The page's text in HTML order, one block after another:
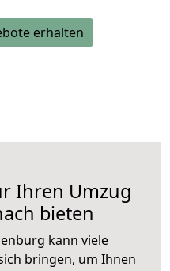
erhalten
Ihren Umzug
bieten
kann viele
bringen, um Ihnen